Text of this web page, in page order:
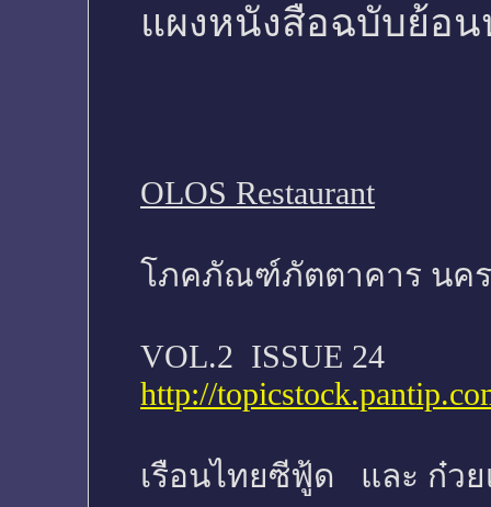
แผงหนังสือฉบับย้อ
OLOS Restaurant
โภคภัณฑ์ภัตตาคาร นค
VOL.2 ISSUE 24
http://
เรือนไทยซีฟู้ด และ ก๋ว